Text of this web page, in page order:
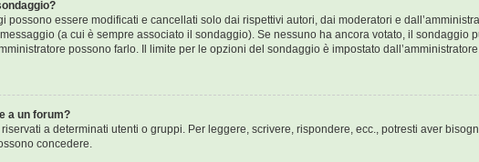
possono essere modificati e cancellati solo dai rispettivi autori, dai moderatori e
(a cui è sempre associato il sondaggio). Se nessuno ha ancora votato, il sondaggio
possono farlo. Il limite per le opzioni del sondaggio è impostato
a un forum?
a determinati utenti o gruppi. Per leggere, scrivere, rispondere, ecc., potresti aver
concedere.